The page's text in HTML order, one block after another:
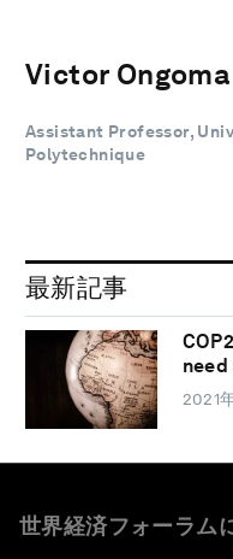
Victor Ongoma
Assistant Professor,
Polytechnique
最新記事
2021
世界経済フォーラム